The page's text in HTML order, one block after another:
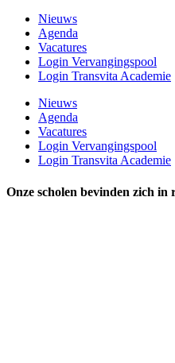
Nieuws
Agenda
Vacatures
Login Vervangingspool
Login Transvita Academie
Nieuws
Agenda
Vacatures
Login Vervangingspool
Login Transvita Academie
Onze scholen bevinden zich